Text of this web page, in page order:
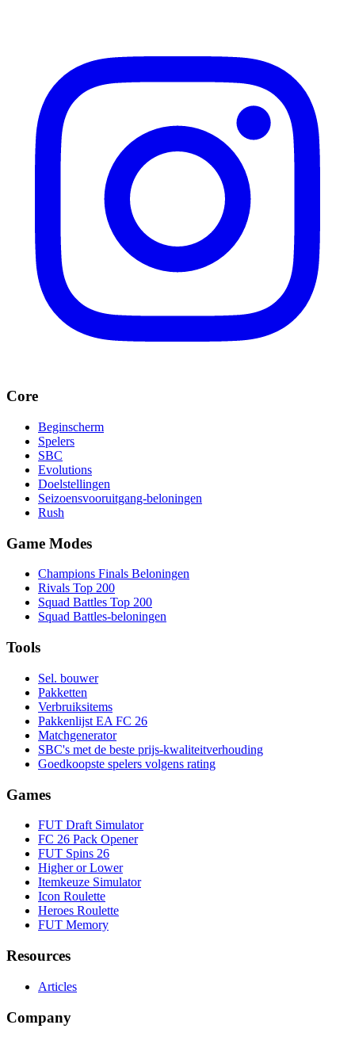
Core
Beginscherm
Spelers
SBC
Evolutions
Doelstellingen
Seizoensvooruitgang-beloningen
Rush
Game Modes
Champions Finals Beloningen
Rivals Top 200
Squad Battles Top 200
Squad Battles-beloningen
Tools
Sel. bouwer
Pakketten
Verbruiksitems
Pakkenlijst EA FC 26
Matchgenerator
SBC's met de beste prijs-kwaliteitverhouding
Goedkoopste spelers volgens rating
Games
FUT Draft Simulator
FC 26 Pack Opener
FUT Spins 26
Higher or Lower
Itemkeuze Simulator
Icon Roulette
Heroes Roulette
FUT Memory
Resources
Articles
Company